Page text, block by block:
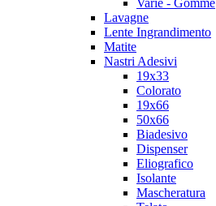
Varie - Gomme
Lavagne
Lente Ingrandimento
Matite
Nastri Adesivi
19x33
Colorato
19x66
50x66
Biadesivo
Dispenser
Eliografico
Isolante
Mascheratura